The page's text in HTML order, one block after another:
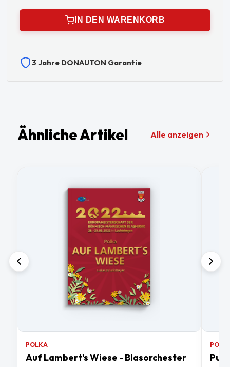
IN DEN WARENKORB
3 Jahre DONAUTON Garantie
Ähnliche Artikel Alle anzeigen
POLKA
Auf Lambert's Wiese - Blasorchester